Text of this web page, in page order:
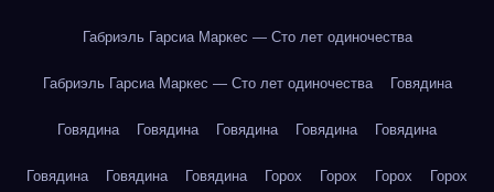
Габриэль Гарсиа Маркес — Сто лет одиночества
Габриэль Гарсиа Маркес — Сто лет одиночества Говядина
Говядина Говядина Говядина Говядина Говядина
Говядина Говядина Говядина Горох Горох Горох Горох